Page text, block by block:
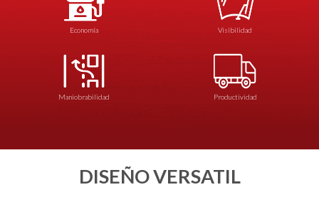
Economía
Maniobrabilidad
Visibilidad
Productividad
DISEÑO VERSATIL